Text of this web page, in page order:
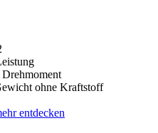
Drehmoment
ohne Kraftstoff
entdecken